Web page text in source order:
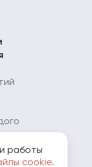
Мой
работы
cookie.